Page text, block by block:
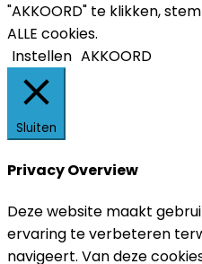
"AKKOORD" te klikken,
ALLE cookies.
Instellen AKKOORD
Sluiten
Privacy Overview
Deze website maakt
ervaring te verbeteren
navigeert. Van deze